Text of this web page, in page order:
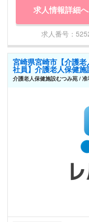
求人情報詳細へ
求人番号：
宮崎県宮崎市【介護
社員】介護老人保健
介護老人保健施設むつみ苑 /